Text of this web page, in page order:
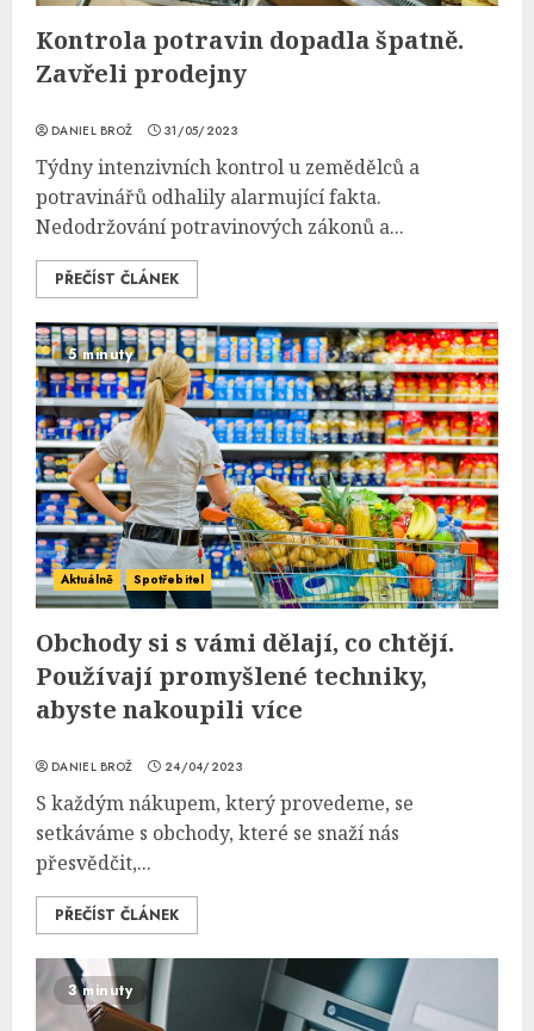
Kontrola potravin dopadla špatně.
Zavřeli prodejny
DANIEL BROŽ 31/05/2023
Týdny intenzivních kontrol u zemědělců a
potravinářů odhalily alarmující fakta.
Nedodržování potravinových zákonů a...
PŘEČÍST ČLÁNEK
5 minuty
Aktuálně Spotřebitel
Obchody si s vámi dělají, co chtějí.
Používají promyšlené techniky,
abyste nakoupili více
DANIEL BROŽ 24/04/2023
S každým nákupem, který provedeme, se
setkáváme s obchody, které se snaží nás
přesvědčit,...
PŘEČÍST ČLÁNEK
3 minuty